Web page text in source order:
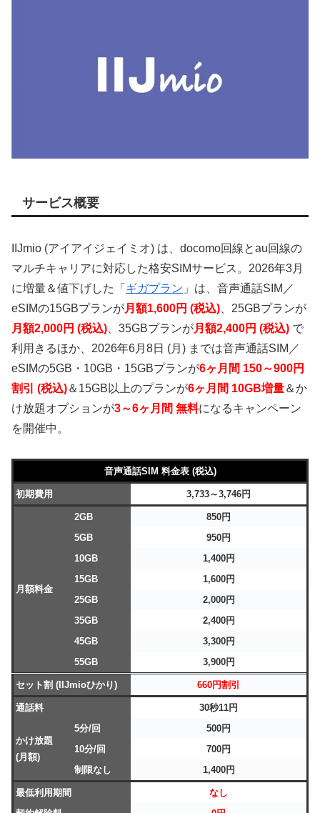
サービス概要
IIJmio (アイアイジェイミオ) は、docomo回線とau回線の
マルチキャリアに対応した格安SIMサービス。2026年3月
に増量＆値下げした「 ギガプラン 」は、音声通話SIM／
eSIMの15GBプランが月額1,600円 (税込) 、25GBプランが
月額2,000円 (税込) 、35GBプランが月額2,400円 (税込) で
利用きるほか、2026年6月8日 (月) までは音声通話SIM／
eSIMの5GB・10GB・15GBプランが6ヶ月間 150～900円
割引 (税込)＆15GB以上のプランが6ヶ月間 10GB増量＆か
け放題オプションが3～6ヶ月間 無料になるキャンペーン
を開催中。
音声通話SIM 料金表 (税込)
初期費用 3,733～3,746円
月額料金
2GB
850円
5GB
950円
10GB
1,400円
15GB
1,600円
25GB
2,000円
35GB
2,400円
45GB
3,300円
55GB
3,900円
セット割 (IIJmioひかり) 660円割引
通話料 30秒11円
かけ放題
(月額)
5分/回
500円
10分/回
700円
制限なし
1,400円
最低利用期間
なし